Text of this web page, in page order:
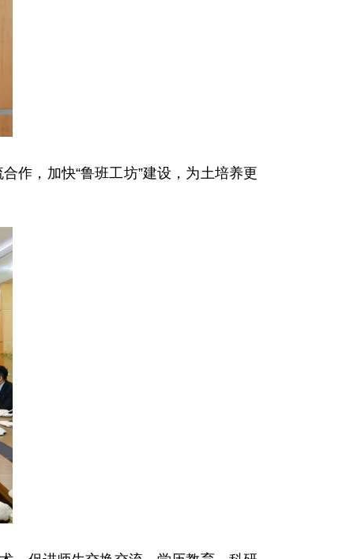
作，加快“鲁班工坊”建设，为土培养更